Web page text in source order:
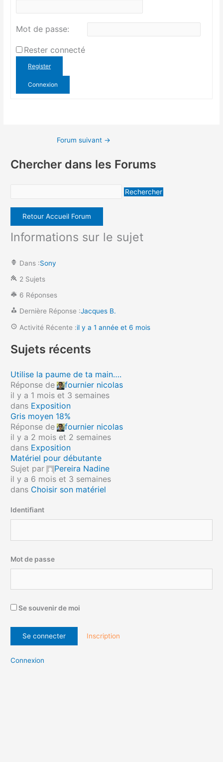
Mot de passe:
Rester connecté
Register
Connexion
Forum suivant →
Chercher dans les Forums
Retour Accueil Forum
Informations sur le sujet
Dans :Sony
2 Sujets
6 Réponses
Dernière Réponse :Jacques B.
Activité Récente :il y a 1 année et 6 mois
Sujets récents
Utilise la paume de ta main….
Réponse de
fournier nicolas
il y a 1 mois et 3 semaines
dans Exposition
Gris moyen 18%
Réponse de
fournier nicolas
il y a 2 mois et 2 semaines
dans Exposition
Matériel pour débutante
Sujet par
Pereira Nadine
il y a 6 mois et 3 semaines
dans Choisir son matériel
Identifiant
Mot de passe
Se souvenir de moi
Inscription
Connexion